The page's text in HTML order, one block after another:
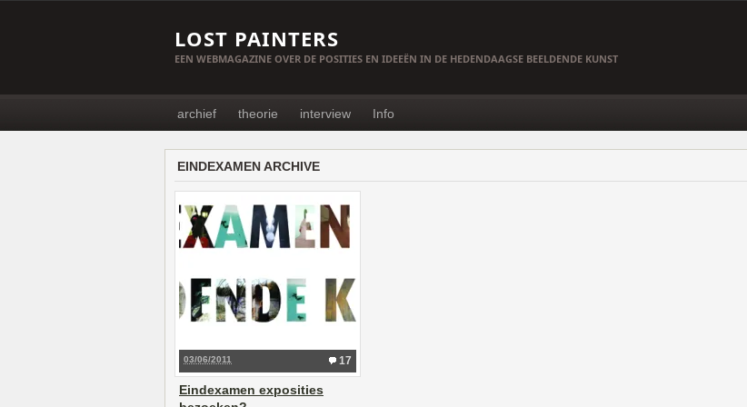
LOST PAINTERS
EEN WEBMAGAZINE OVER DE POSITIES EN IDEEËN IN DE HEDENDAAGSE BEELDENDE KUNST
archief theorie interview Info
EINDEXAMEN ARCHIVE
17
03/06/2011
Eindexamen exposities